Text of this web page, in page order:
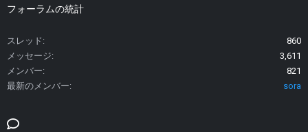
フォーラムの統計
スレッド
860
メッセージ
3,611
メンバー
821
最新のメンバー
sora